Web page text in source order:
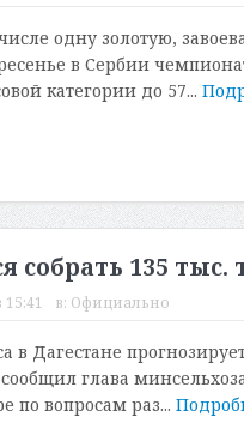
одну золотую,
в Сербии
категории до 57...
собрать 135 тыс.
15:41 в: Официально
в Дагестане
глава
по вопросам раз...